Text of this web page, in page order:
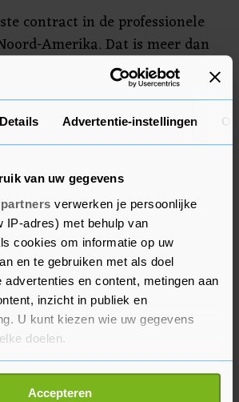
Details Advertentie-instellingen
van uw gegevens
verwerken je persoonlijke
IP-adres) met behulp van
cookies om informatie op uw
en te gebruiken met als doel
advertenties en content, metingen aan
inzicht in publiek en
U kunt kiezen wie uw gegevens
doelen.
we ook graag:
over uw geografische
Accepteren
contract in de professionele
Amerika. Dat is meer dan
12 jaar van 426,5 miljoen
Mike Trout in 2019 tekende
Angels.